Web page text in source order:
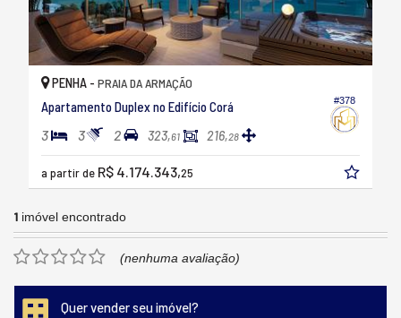
#378
PENHA - PRAIA DA ARMAÇÃO
Apartamento Duplex no Edifício Corá
3 3 2 323,61 216,28
a partir de R$ 4.174.343,25
1 imóvel encontrado
(nenhuma avaliação)
Quer vender seu imóvel?